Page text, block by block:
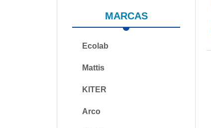
MARCAS
Ecolab
Mattis
KITER
Arco